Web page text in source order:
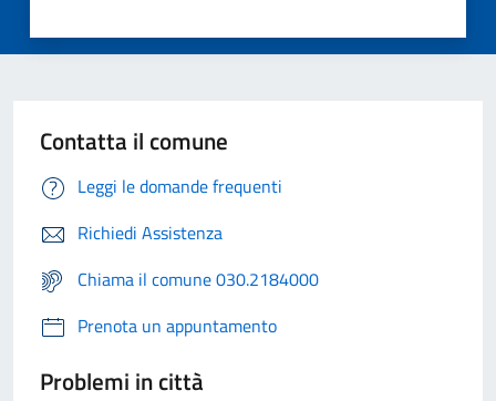
Contatta il comune
Leggi le domande frequenti
Richiedi Assistenza
Chiama il comune 030.2184000
Prenota un appuntamento
Problemi in città